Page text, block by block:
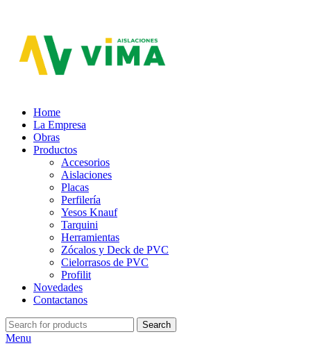
Home
La Empresa
Obras
Productos
Accesorios
Aislaciones
Placas
Perfilería
Yesos Knauf
Tarquini
Herramientas
Zócalos y Deck de PVC
Cielorrasos de PVC
Profilit
Novedades
Contactanos
Search
Menu